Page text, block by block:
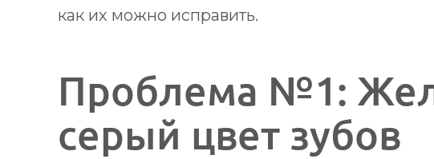
как их можно исправить.
Проблема №1:
серый цвет зубов